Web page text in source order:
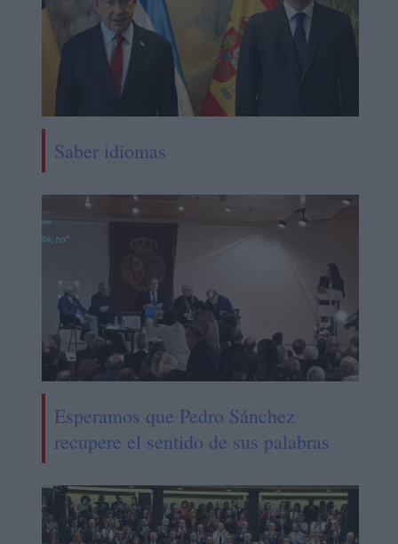
Saber idiomas
Esperamos que Pedro Sánchez
recupere el sentido de sus palabras